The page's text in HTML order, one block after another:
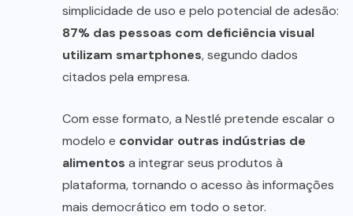
simplicidade de uso e pelo potencial de adesão:
87% das pessoas com deficiência visual
utilizam smartphones, segundo dados
citados pela empresa.
Com esse formato, a Nestlé pretende escalar o
modelo e convidar outras indústrias de
alimentos a integrar seus produtos à
plataforma, tornando o acesso às informações
mais democrático em todo o setor.